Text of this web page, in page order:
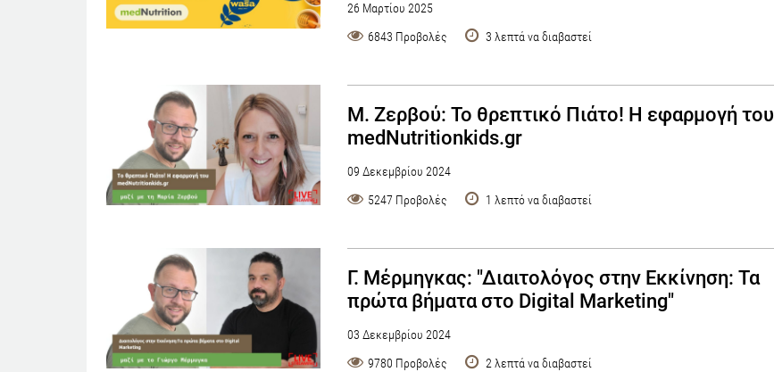
26 Μαρτίου 2025
6843 Προβολές
3 λεπτά να διαβαστεί
Μ. Ζερβού: Το θρεπτικό Πιάτο! Η εφαρμογή του
medNutritionkids.gr
09 Δεκεμβρίου 2024
5247 Προβολές
1 λεπτό να διαβαστεί
Γ. Μέρμηγκας: "Διαιτολόγος στην Εκκίνηση: Τα
πρώτα βήματα στο Digital Marketing"
03 Δεκεμβρίου 2024
9780 Προβολές
2 λεπτά να διαβαστεί